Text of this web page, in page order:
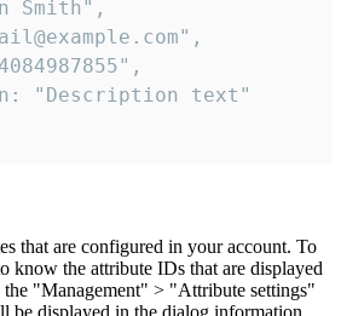
Smith",
"Description text"
that are configured in your account. To
know the attribute IDs that are displayed
"Management" > "Attribute settings"
be displayed in the dialog information